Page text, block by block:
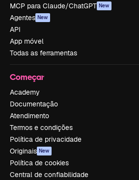
MCP para Claude/ChatGPT New
Agentes New
API
App móvel
Todas as ferramentas
Começar
Academy
Documentação
Atendimento
Termos e condições
Política de privacidade
Originais New
Política de cookies
Central de confiabilidade